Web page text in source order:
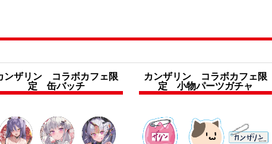
ンザリン コラボカフェ限
定 缶バッチ
カンザリン コラボカフェ限
定 小物パーツガチャ